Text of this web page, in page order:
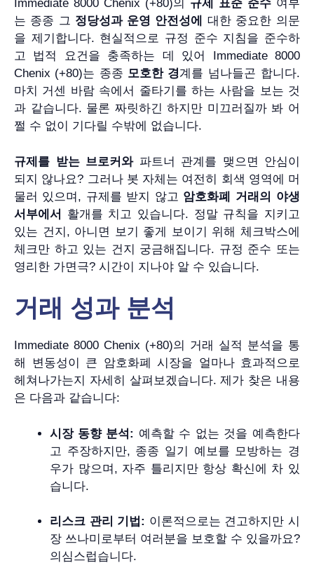
Immediate 8000 Chenix (+80)의 규제 표준 준수 여부
는 종종 그 정당성과 운영 안전성에
대한 중요한 의문
을 제기합니다. 현실적으로 규정 준수 지침을 준수하
고 법적 요건을 충족하는 데 있어 Immediate 8000
Chenix (+80)는 종종 모호한 경계를 넘나들곤 합니다.
마치 거센 바람 속에서 줄타기를 하는 사람을 보는 것
과 같습니다. 물론 짜릿하긴 하지만 미끄러질까 봐 어
쩔 수 없이 기다릴 수밖에 없습니다.
규제를 받는 브로커와파트너 관계를 맺으면 안심이
되지 않나요? 그러나 봇 자체는 여전히 회색 영역에 머
물러 있으며, 규제를 받지 않고 암호화폐 거래의 야생
서부에서
활개를 치고 있습니다. 정말 규칙을 지키고
있는 건지, 아니면 보기 좋게 보이기 위해 체크박스에
체크만 하고 있는 건지 궁금해집니다. 규정 준수 또는
영리한 가면극? 시간이 지나야 알 수 있습니다.
거래 성과 분석
Immediate 8000 Chenix (+80)의 거래 실적 분석을 통
해 변동성이 큰 암호화폐 시장을 얼마나 효과적으로
헤쳐나가는지 자세히 살펴보겠습니다. 제가 찾은 내용
은 다음과 같습니다:
시장 동향 분석: 예측할 수 없는 것을 예측한다
고 주장하지만, 종종 일기 예보를 모방하는 경
우가 많으며, 자주 틀리지만 항상 확신에 차 있
습니다.
리스크 관리 기법: 이론적으로는 견고하지만 시
장 쓰나미로부터 여러분을 보호할 수 있을까요?
의심스럽습니다.